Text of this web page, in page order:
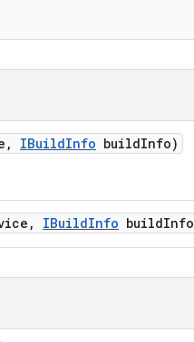
, IBuildInfo buildInfo)
, IBuildInfo buildInfo